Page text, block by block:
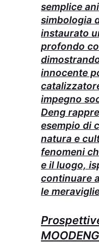
semplice
simbologia
instaurato
profondo
innocente
impegno
Deng
esempio di
natura e
fenomeni
e il luogo,
continuare
le
MOODENG